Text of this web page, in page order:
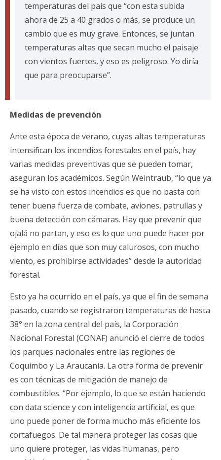
temperaturas del país que “con esta subida
ahora de 25 a 40 grados o más, se produce un
cambio que es muy grave. Entonces, se juntan
temperaturas altas que secan mucho el paisaje
con vientos fuertes, y eso es peligroso. Yo diría
que para preocuparse”.
Medidas de prevención
Ante esta época de verano, cuyas altas temperaturas
intensifican los incendios forestales en el país, hay
varias medidas preventivas que se pueden tomar,
aseguran los académicos. Según Weintraub, “lo que ya
se ha visto con estos incendios es que no basta con
tener buena fuerza de combate, aviones, patrullas y
buena detección con cámaras. Hay que prevenir que
ojalá no partan, y eso es lo que uno puede hacer por
ejemplo en días que son muy calurosos, con mucho
viento, es prohibirse actividades” desde la autoridad
forestal.
Esto ya ha ocurrido en el país, ya que el fin de semana
pasado, cuando se registraron temperaturas de hasta
38° en la zona central del país, la Corporación
Nacional Forestal (CONAF) anunció el cierre de todos
los parques nacionales entre las regiones de
Coquimbo y La Araucanía. La otra forma de prevenir
es con técnicas de mitigación de manejo de
combustibles. “Por ejemplo, lo que se están haciendo
con data science y con inteligencia artificial, es que
uno puede poner de forma mucho más eficiente los
cortafuegos. De tal manera proteger las cosas que
uno quiere proteger, las vidas humanas, pero